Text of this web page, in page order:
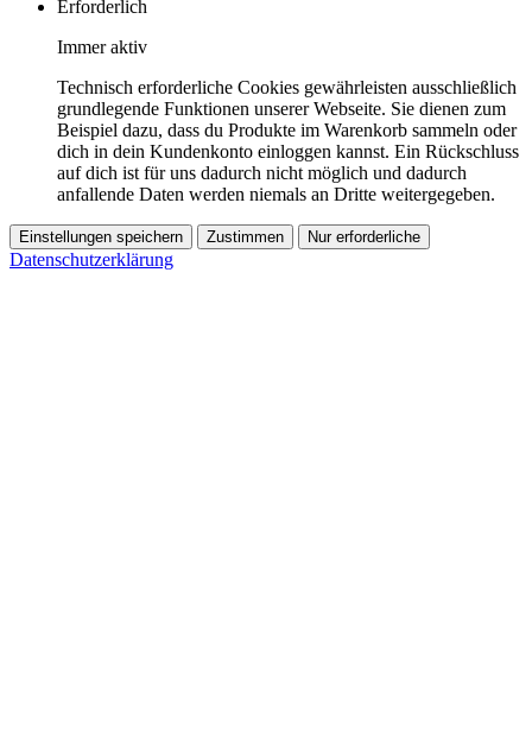
Erforderlich
Immer aktiv
Technisch erforderliche Cookies gewährleisten ausschließlich
grundlegende Funktionen unserer Webseite. Sie dienen zum
Beispiel dazu, dass du Produkte im Warenkorb sammeln oder
dich in dein Kundenkonto einloggen kannst. Ein Rückschluss
auf dich ist für uns dadurch nicht möglich und dadurch
anfallende Daten werden niemals an Dritte weitergegeben.
Einstellungen speichern Zustimmen Nur erforderliche
Datenschutzerklärung